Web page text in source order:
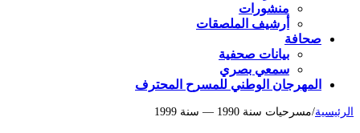
منشورات
أرشيف الملصقات
صحافة
بيانات صحفية
سمعي بصري
المهرجان الوطني للمسرح المحترف
الرئيسية/مسرحيات سنة 1990 — سنة 1999